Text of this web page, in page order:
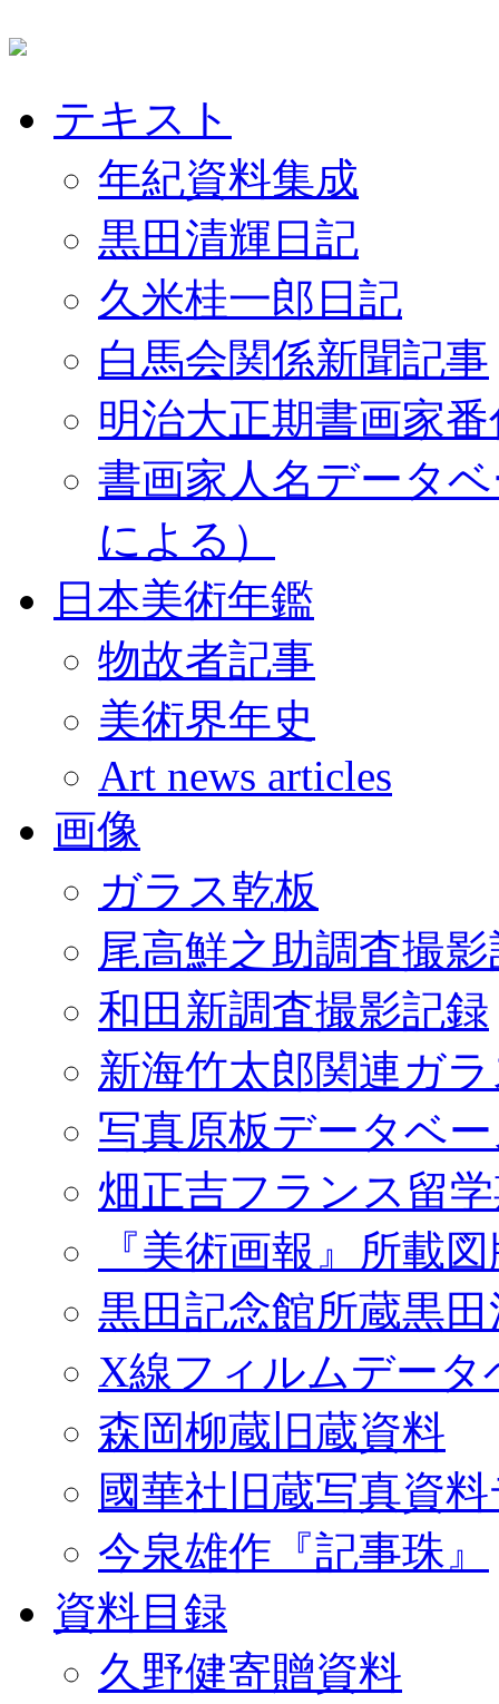
テキスト
年紀資料集成
黒田清輝日記
久米桂一郎日記
白馬会関係新聞記事
明治大正期書画家
書画家人名データ
による）
日本美術年鑑
物故者記事
美術界年史
Art news articles
画像
ガラス乾板
尾高鮮之助調査撮
和田新調査撮影記録
新海竹太郎関連ガ
写真原板データベ
畑正吉フランス留
『美術画報』所載
黒田記念館所蔵黒
X線フィルムデータ
森岡柳蔵旧蔵資料
國華社旧蔵写真資
今泉雄作『記事珠』
資料目録
久野健寄贈資料